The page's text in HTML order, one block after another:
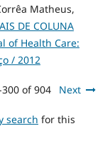
Matheus,
DE COLUNA
of Health Care:
/ 2012
of 904 Next
search for this